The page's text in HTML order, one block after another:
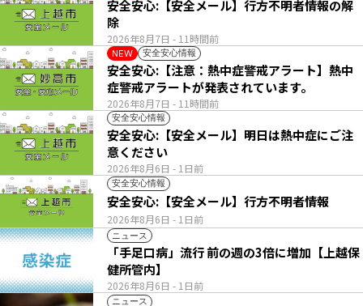
2026年8月7日 - 11時間前
安全安心:【安全メール】行方不明者情報の解
除
NEW 安全安心情報
2026年8月7日 - 11時間前
安全安心:【注意：熱中症警戒アラート】熱中
症警戒アラートが発表されています。
安全安心情報
2026年8月6日 - 1日前
安全安心:【安全メール】明日は熱中症にご注
意ください
安全安心情報
2026年8月6日 - 1日前
安全安心:【安全メール】行方不明者情報
ニュース
2026年8月6日 - 1日前
「手足口病」流行 前の週の3倍に増加【上越保
健所管内】
ニュース